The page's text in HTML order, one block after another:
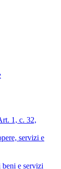
1, c. 32,
servizi e
e servizi